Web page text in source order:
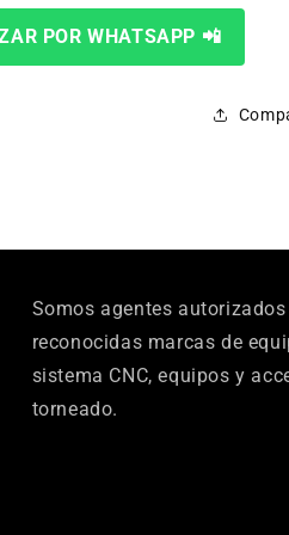
GL611
POR WHATSAPP 📲
Somos agentes autorizados
reconocidas marcas de
sistema CNC, equipos y
torneado.